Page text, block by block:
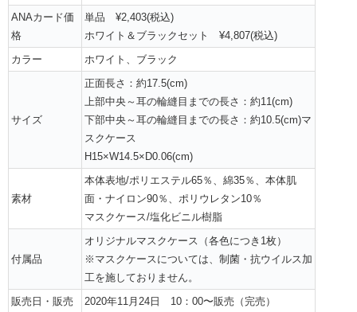
ANAカード価
格
単品 ¥2,403(税込)
ホワイト＆ブラックセット ¥4,807(税込)
カラー
ホワイト、ブラック
サイズ
正面長さ：約17.5(cm)
上部中央～耳の輪縫目までの長さ：約11(cm)
下部中央～耳の輪縫目までの長さ：約10.5(cm)マ
スクケース
H15×W14.5×D0.06(cm)
素材
本体表地/ポリエステル65％、綿35％、本体肌
面・ナイロン90％、ポリウレタン10％
マスクケース/塩化ビニル樹脂
付属品
オリジナルマスクケース（各色につき1枚）
※マスクケースについては、制菌・抗ウイルス加
工を施しておりません。
販売日・販売
2020年11月24日 10：00〜販売（完売）